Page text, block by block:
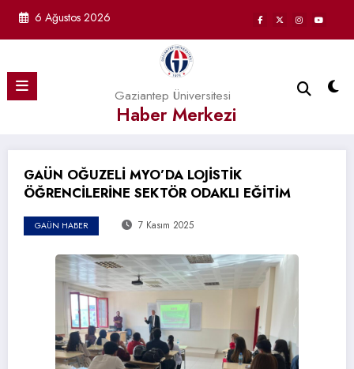
6 Ağustos 2026
Gaziantep Üniversitesi
Haber Merkezi
GAÜN OĞUZELİ MYO’DA LOJİSTİK
ÖĞRENCİLERİNE SEKTÖR ODAKLI EĞİTİM
GAÜN HABER 7 Kasım 2025